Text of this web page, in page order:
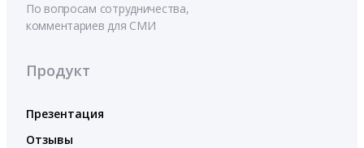
По вопросам сотрудничества,
комментариев для СМИ
Продукт
Презентация
Отзывы